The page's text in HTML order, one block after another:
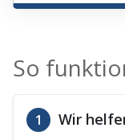
So
1 Wir